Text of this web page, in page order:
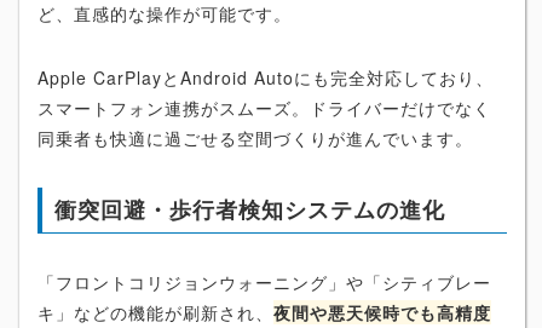
ど、直感的な操作が可能です。
Apple CarPlayとAndroid Autoにも完全対応しており、
スマートフォン連携がスムーズ。ドライバーだけでなく
同乗者も快適に過ごせる空間づくりが進んでいます。
衝突回避・歩行者検知システムの進化
「フロントコリジョンウォーニング」や「シティブレー
キ」などの機能が刷新され、 夜間や悪天候時でも高精度